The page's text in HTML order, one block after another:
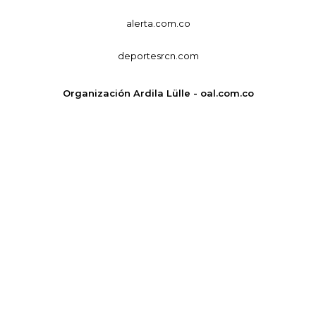
alerta.com.co
deportesrcn.com
Organización Ardila Lülle - oal.com.co